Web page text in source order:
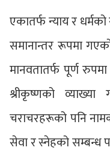
एकातर्फ न्याय र
समानान्तर रूपमा
मानवतातर्फ पूर्ण रुपमा
श्रीकृष्णको
चराचरहरूको पनि
सेवा र स्नेहको सम्बन्ध